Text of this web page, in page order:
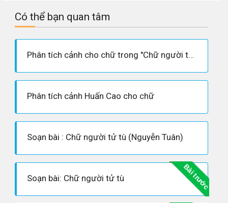
Có thể bạn quan tâm
Phân tích cảnh cho chữ trong "Chữ người tử tù"
Phân tích cảnh Huấn Cao cho chữ
Soạn bài : Chữ người tử tù (Nguyễn Tuân)
Bài trước
Soạn bài: Chữ người tử tù